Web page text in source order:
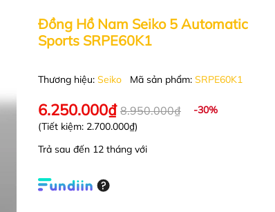
Đồng Hồ Nam Seiko 5 Automatic
Sports SRPE60K1
Thương hiệu: Seiko Mã sản phẩm: SRPE60K1
6.250.000₫ 8.950.000₫
-30%
(Tiết kiệm: 2.700.000₫)
Trả sau đến 12 tháng với